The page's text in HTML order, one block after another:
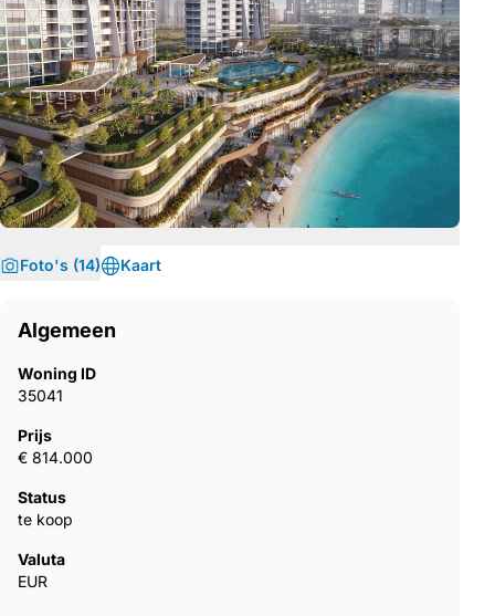
Foto's (14) Kaart
Algemeen
Woning ID
35041
Prijs
€ 814.000
Status
te koop
Valuta
EUR